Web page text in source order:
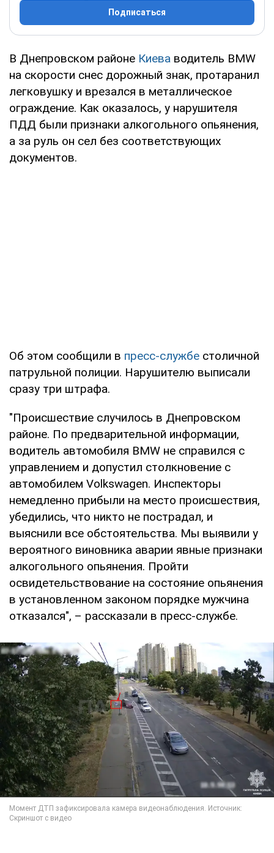
Подписаться
В Днепровском районе Киева водитель BMW
на скорости снес дорожный знак, протаранил
легковушку и врезался в металлическое
ограждение. Как оказалось, у нарушителя
ПДД были признаки алкогольного опьянения,
а за руль он сел без соответствующих
документов.
Об этом сообщили в пресс-службе столичной
патрульной полиции. Нарушителю выписали
сразу три штрафа.
"Происшествие случилось в Днепровском
районе. По предварительной информации,
водитель автомобиля BMW не справился с
управлением и допустил столкновение с
автомобилем Volkswagen. Инспекторы
немедленно прибыли на место происшествия,
убедились, что никто не пострадал, и
выяснили все обстоятельства. Мы выявили у
вероятного виновника аварии явные признаки
алкогольного опьянения. Пройти
освидетельствование на состояние опьянения
в установленном законом порядке мужчина
отказался", – рассказали в пресс-службе.